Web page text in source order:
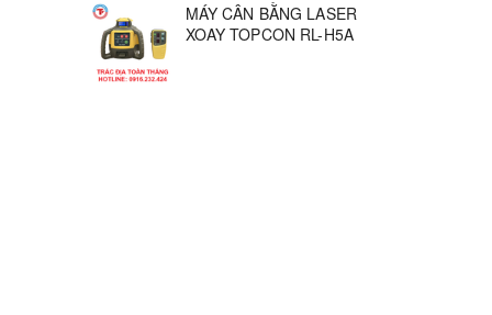
MÁY CÂN BẰNG LASER
XOAY TOPCON RL-H5A